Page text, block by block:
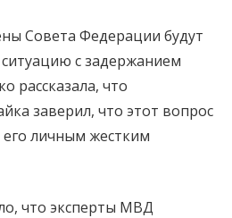
Совета Федерации будут
с задержанием
рассказала, что
заверил, что этот вопрос
его личным жестким
что эксперты МВД